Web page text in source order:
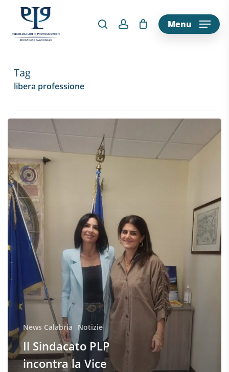
main
Menu
Tag
libera professione
News Calabria Notizie
Il Sindacato PLP
incontra la Vice